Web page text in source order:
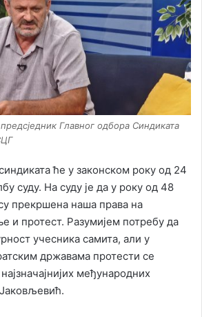
Главног одбора Синдиката
ће у законском року од 24
суду. На суду је да у року од 48
прекршена наша права на
и протест. Разумијем потребу да
учесника самита, али у
државама протести се
међународних